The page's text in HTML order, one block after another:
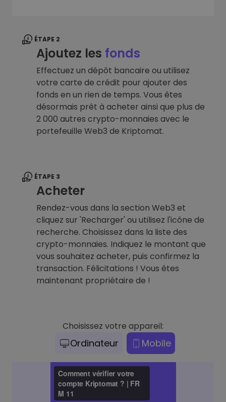
ÉTAPE 2
Ajoutez les fonds
Effectuez un dépôt bancaire ou utilisez
votre carte de crédit pour ajouter des
fonds en un rien de temps. Vous êtes
désormais prêt à acheter ainsi que plus de
2 000 autres crypto-monnaies avec le
portefeuille Web3 de Kriptomat.
ÉTAPE 3
Acheter
Rendez-vous dans la section Web3 et
cliquez sur 'Recharger' ou utilisez l'icône de
recherche. Choisissez dans la liste des
crypto-monnaies. Indiquez le montant que
vous souhaitez acheter, puis confirmez la
transaction. Félicitations ! Vous êtes
maintenant propriétaire de !
Choisissez votre appareil:
Ordinateur Mobile